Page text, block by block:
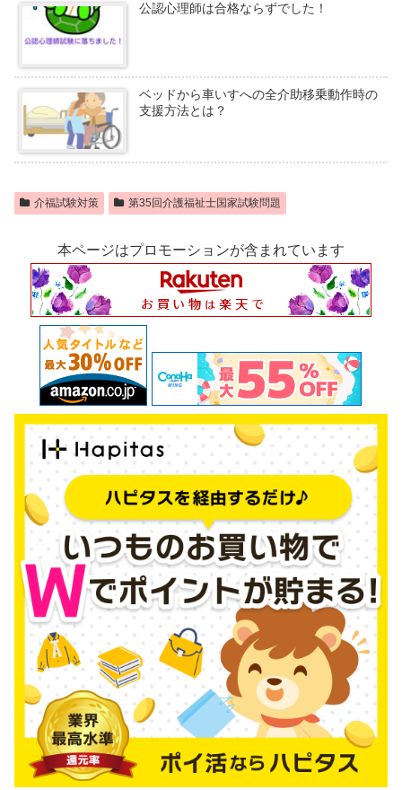
公認心理師は合格ならずでした！
ベッドから車いすへの全介助移乗動作時の
支援方法とは？
介福試験対策 第35回介護福祉士国家試験問題
本ページはプロモーションが含まれています